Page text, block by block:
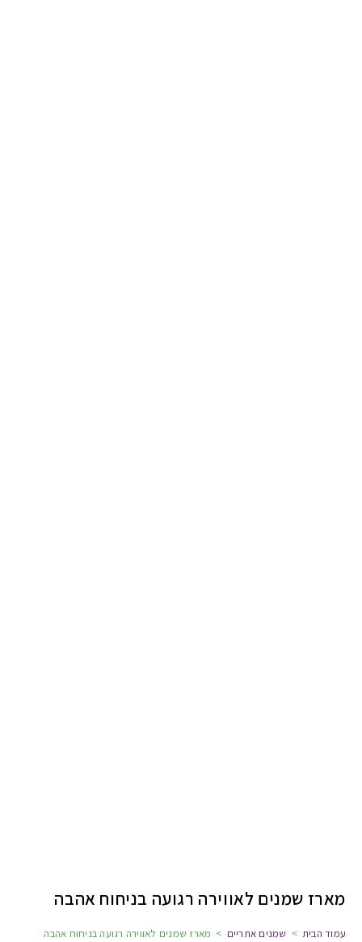
מארז שמנים לאווירה רגועה בניחוח אהבה
עמוד הבית > שמנים אתריים > מארז שמנים לאווירה רגועה בניחוח אהבה